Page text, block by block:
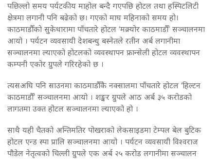
पछिल्लो समय पर्यटकीय माहोल बन्दै गएपछि होटल तथा हस्पिटलिटी
क्षेत्रमा लगानी पनि बढेको छ। गएको माघ महिनाको समय हो।
काठमाडौँको सुकेधारामा पाँचतारे होटल ‘मक्र्योर काठमाडौँ’ सञ्चालनमा
आयो । पर्यटन व्यवसायी देशबन्धु बस्नेतले रतीन अर्ब लगानीमा
सञ्चालनमा ल्याएको होटलको व्यवस्थापन फ्रान्सेली होटल व्यवस्थापन
कम्पनी एकोर ग्रुपले गरिरहेको छ ।
त्यसअघि पनि साउनमा काठमाडौँकै नक्सालमा पाँचतारे होटल ‘हिल्टन
काठमाडौँ’ सञ्चालनमा आयो । शङ्कर ग्रुपले आठ अर्ब ३५ करोडको
लागतमा उक्त होटल सञ्चालनमा ल्याएको हो ।
साथै यही चैतको अन्तिमतिर पोखराको लेकसाइडमा टेम्पल बेल बुटिक
होटल एन्ड स्पा प्रालि सञ्चालनमा आयो । पर्यटन व्यवसायी विश्वराज
पौडेल नेतृत्वको चिल्ली ग्रुपले एक अर्ब २५ करोड लगानीमा सञ्चालन